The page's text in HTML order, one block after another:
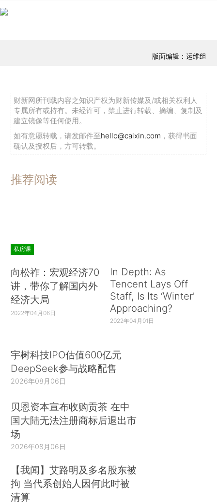
版面编辑：运维组
财新网所刊载内容之知识产权为财新传媒及/或相关权利人
专属所有或持有。未经许可，禁止进行转载、摘编、复制及
建立镜像等任何使用。
如有意愿转载，请发邮件至hello@caixin.com ，获得书面
确认及授权后，方可转载。
推荐阅读
私房课
向松祚：宏观经济70
讲，带你了解国内外
经济大局
2022年04月06日
In Depth: As
Tencent Lays Off
Staff, Is Its ‘Winter’
Approaching?
2022年04月01日
宇树科技IPO估值600亿元
DeepSeek参与战略配售
2026年08月06日
贝恩资本宣布收购贡茶 在中
国大陆无法注册商标后退出市
场
2026年08月06日
【我闻】艾路明及多名股东被
拘 当代系创始人因何此时被
清算